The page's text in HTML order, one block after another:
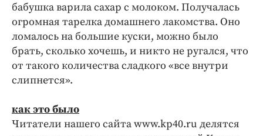
бабушка варила сахар с молоком. Получалась
огромная тарелка домашнего лакомства. Оно
ломалось на большие куски, можно было
брать, сколько хочешь, и никто не ругался, что
от такого количества сладкого «все внутри
слипнется».
как это было
Читатели нашего сайта www.kp40.ru делятся